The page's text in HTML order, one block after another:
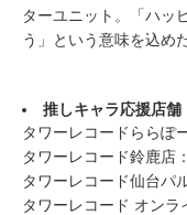
ターユニット。「ハッ
う」という意味を込め
推しキャラ応援店舗
タワーレコードららぽ
タワーレコード鈴鹿店
タワーレコード仙台パ
タワーレコード オンラ